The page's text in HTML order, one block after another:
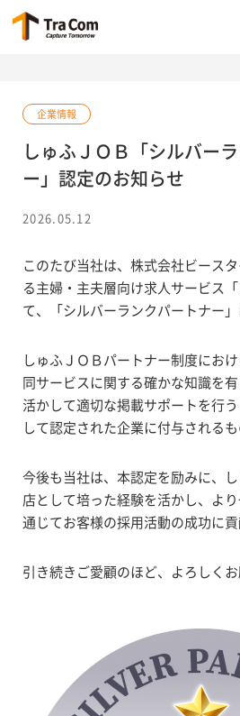
企業情報
しゅふＪＯＢ「シルバー
ー」認定のお知らせ
2026.05.12
このたび当社は、株式会社ビース
る主婦・主夫層向け求人サービス
て、「シルバーランクパートナー」
しゅふＪＯＢパートナー制度にお
同サービスに関する確かな知識を
活かして適切な掲載サポートを行
して認定された企業に付与されるも
今後も当社は、本認定を励みに、
店として培った経験を活かし、よ
通じてお客様の採用活動の成功に貢
引き続きご愛顧のほど、よろしくお